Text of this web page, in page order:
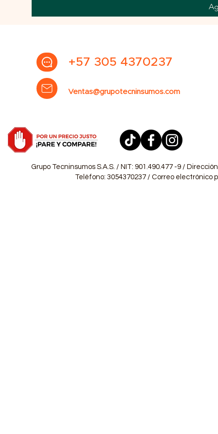
+57 305 4370237
Ventas@grupotecninsumos.com
Grupo Tecninsumos S.A.S. / NIT: 901.490.477 -9 /
Teléfono: 3054370237 / Correo electrónico